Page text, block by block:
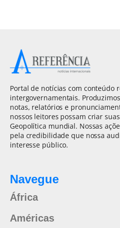
Portal de notícias com conteúdo
intergovernamentais.
notas, relatórios e
nossos leitores possam criar
Geopolítica mundial. Nossas
pela credibilidade que nossa
interesse público.
Navegue
África
Américas